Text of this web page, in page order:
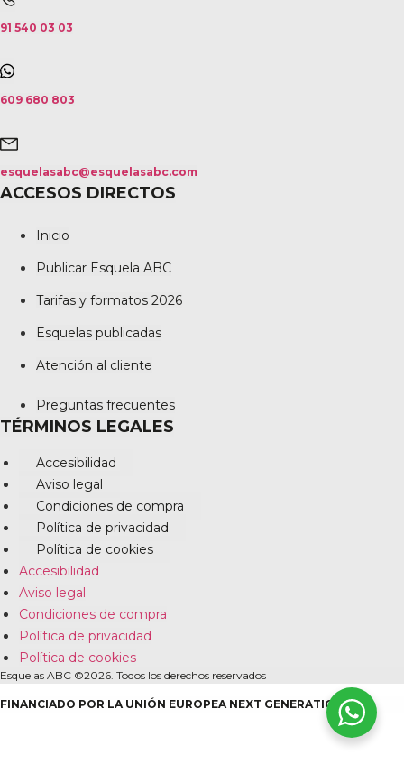
91 540 03 03
609 680 803
esquelasabc@esquelasabc.com
ACCESOS DIRECTOS
Inicio
Publicar Esquela ABC
Tarifas y formatos 2026
Esquelas publicadas
Atención al cliente
Preguntas frecuentes
TÉRMINOS LEGALES
Accesibilidad
Aviso legal
Condiciones de compra
Política de privacidad
Política de cookies
Accesibilidad
Aviso legal
Condiciones de compra
Política de privacidad
Política de cookies
Esquelas ABC ©2026. Todos los derechos reservados
FINANCIADO POR LA UNIÓN EUROPEA NEXT GENERATION EU